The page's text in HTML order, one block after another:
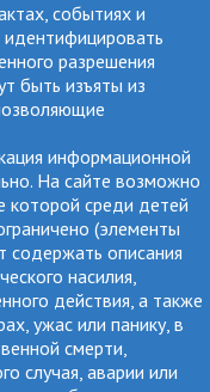
событиях и
разрешения
быть изъяты из
информационной
На сайте возможно
которой среди детей
(элементы
содержать описания
насилия,
действия, а также
ужас или панику, в
смерти,
случая, аварии или